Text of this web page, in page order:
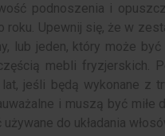
podnoszenia i
Upewnij się, że w
lub jeden, który może
mebli fryzjerskich.
jeśli będą wykonane z
i muszą być miłe
do układania
design w
okiennej: Okna
2023 0
to rozwiązanie
funkcjonalne i
Rozwiązanie to